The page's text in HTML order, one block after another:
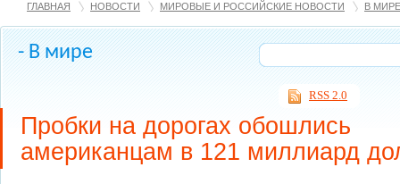
ГЛАВНАЯ НОВОСТИ МИРОВЫЕ И РОССИЙСКИЕ НОВОСТИ В МИРЕ
- В мире
RSS 2.0
Пробки на дорогах обошлись
американцам в 121 миллиард